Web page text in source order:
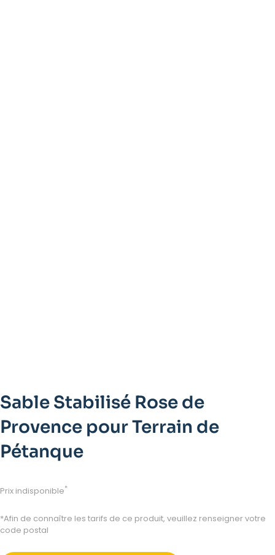
Sable Stabilisé Rose de
Provence pour Terrain de
Pétanque
Prix indisponible*
*Afin de connaître les tarifs de ce produit, veuillez renseigner votre
code postal